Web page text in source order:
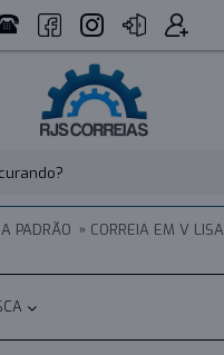
PADRÃO CORREIA EM V LISA